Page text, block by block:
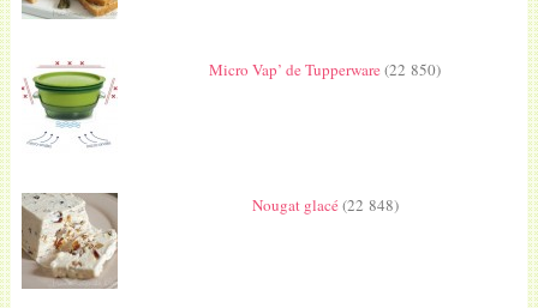
Micro Vap’ de Tupperware(22 850)
Nougat glacé(22 848)